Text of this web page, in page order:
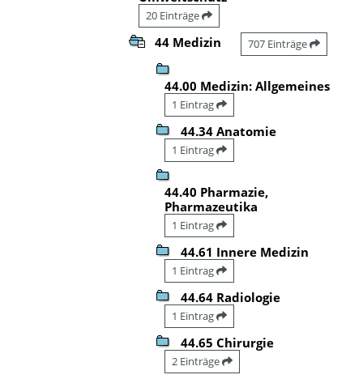
20 Einträge
44 Medizin 707 Einträge
44.00 Medizin: Allgemeines
1 Eintrag
44.34 Anatomie
1 Eintrag
44.40 Pharmazie,
Pharmazeutika
1 Eintrag
44.61 Innere Medizin
1 Eintrag
44.64 Radiologie
1 Eintrag
44.65 Chirurgie
2 Einträge